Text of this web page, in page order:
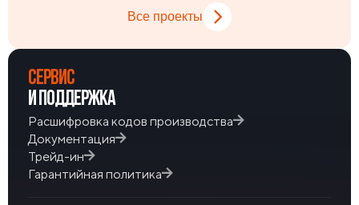
Все проекты
СЕРВИС
И ПОДДЕРЖКА
Расшифровка кодов производства
Документация
Трейд-ин
Гарантийная политика